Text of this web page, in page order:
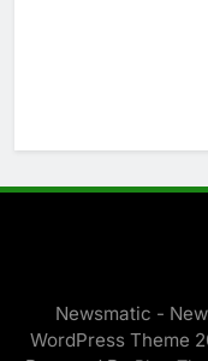
Newsmatic -
WordPress Theme